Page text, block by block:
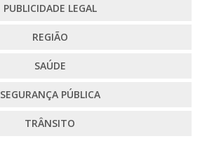
PUBLICIDADE LEGAL
REGIÃO
SAÚDE
SEGURANÇA PÚBLICA
TRÂNSITO